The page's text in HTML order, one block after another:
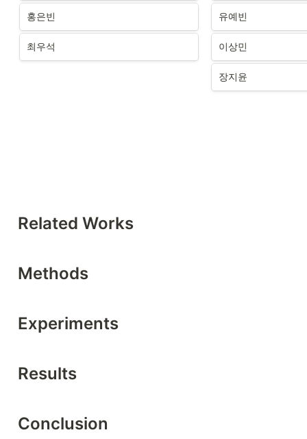
홍은빈
최우석
유예빈
이상민
장지윤
Related Works
Methods
Experiments
Results
Conclusion